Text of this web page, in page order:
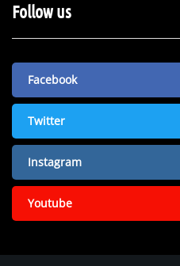
Follow us
Facebook
Twitter
Instagram
Youtube